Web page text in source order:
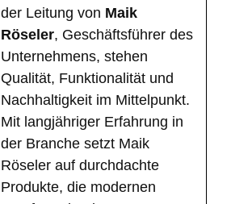
der Leitung von Maik
Röseler, Geschäftsführer des
Unternehmens, stehen
Qualität, Funktionalität und
Nachhaltigkeit im Mittelpunkt.
Mit langjähriger Erfahrung in
der Branche setzt Maik
Röseler auf durchdachte
Produkte, die modernen